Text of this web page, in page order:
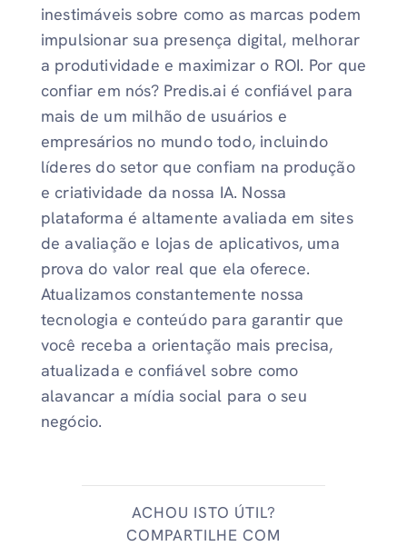
inestimáveis ​​sobre como as marcas podem
impulsionar sua presença digital, melhorar
a produtividade e maximizar o ROI. Por que
confiar em nós? Predis.ai é confiável para
mais de um milhão de usuários e
empresários no mundo todo, incluindo
líderes do setor que confiam na produção
e criatividade da nossa IA. Nossa
plataforma é altamente avaliada em sites
de avaliação e lojas de aplicativos, uma
prova do valor real que ela oferece.
Atualizamos constantemente nossa
tecnologia e conteúdo para garantir que
você receba a orientação mais precisa,
atualizada e confiável sobre como
alavancar a mídia social para o seu
negócio.
ACHOU ISTO ÚTIL?
COMPARTILHE COM